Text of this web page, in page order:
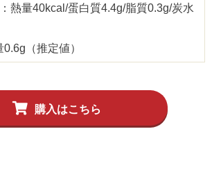
熱量40kcal/蛋白質4.4g/脂質0.3g/炭水
（推定値）
購入はこちら